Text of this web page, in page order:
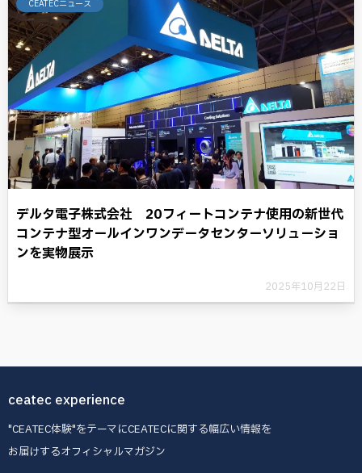
CEATECニュース
デルタ電子株式会社 20フィートコンテナ使用の新世代
コンテナ型オールインワンデータセンターソリューショ
ンを実物展示
2025年10月22日
ceatec experience
"CEATEC体験"をテーマにCEATECに関する幅広い情報を
お届けするオフィシャルマガジン